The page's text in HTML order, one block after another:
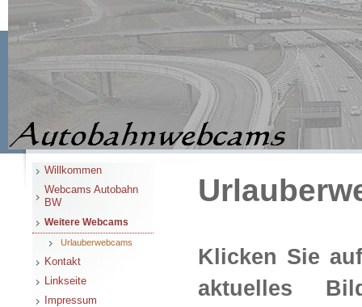
Willkommen
Webcams Autobahn
BW
Weitere Webcams
Urlauberwebcams
Kontakt
Linkseite
Impressum
Klicken Sie
aktuelles